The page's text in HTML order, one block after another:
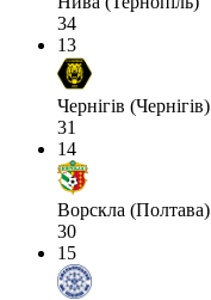
34
13
Чернігів (Чернігів)
31
14
Ворскла (Полтава)
30
15